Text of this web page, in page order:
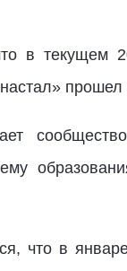
в текущем
что в